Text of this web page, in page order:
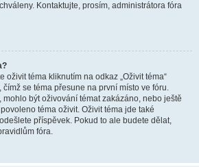
Kontaktujte, prosím, administrátora fóra
oživit téma kliknutím na odkaz „Oživit téma“
se téma přesune na první místo ve fóru.
mohlo být oživování témat zakázáno, nebo ještě
téma oživit. Oživit téma jde také
příspěvek. Pokud to ale budete dělat,
fóra.